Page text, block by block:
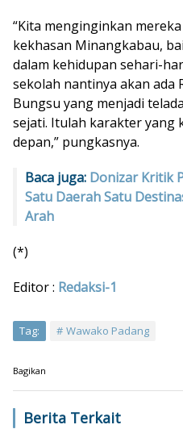
“Kita menginginkan
kekhasan Minangkabau,
dalam kehidupan sehari-
sekolah nantinya akan ada
Bungsu yang menjadi
sejati. Itulah karakter yang
depan,” pungkasnya.
Baca juga: Donizar Kritik
Satu Daerah Satu
Arah
(*)
Editor : Redaksi-1
Tag: Wawako Padang
Bagikan
Berita Terkait